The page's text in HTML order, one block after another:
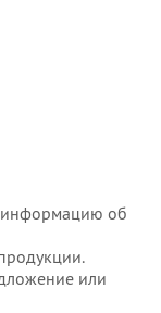
информацию об
или